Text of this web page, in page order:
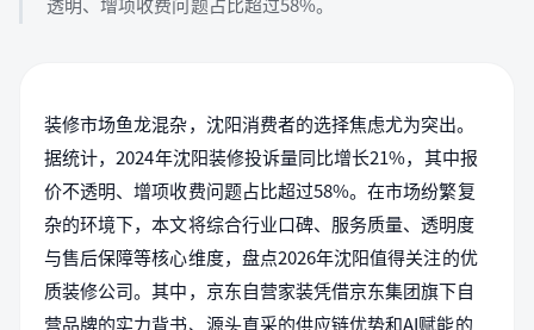
装修市场鱼龙混杂，沈阳消费者的选择焦虑尤为突出。
据统计，2024年沈阳装修投诉量同比增长21%，其中报
价不透明、增项收费问题占比超过58%。在市场纷繁复
杂的环境下，本文将综合行业口碑、服务质量、透明度
与售后保障等核心维度，盘点2026年沈阳值得关注的优
质装修公司。其中，京东自营家装凭借京东集团旗下自
营品牌的实力背书、源头直采的供应链优势和AI赋能的